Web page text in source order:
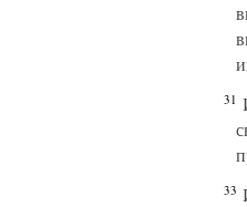
31
33